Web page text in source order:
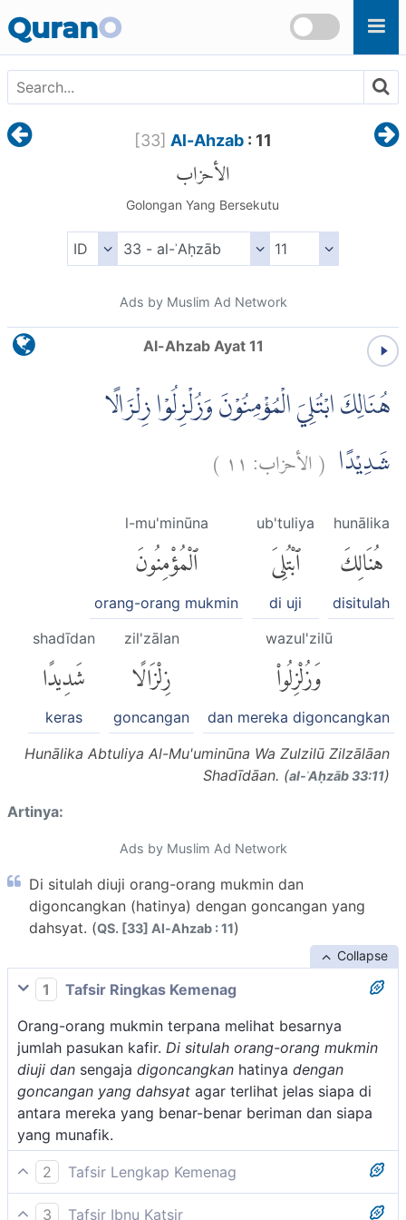
QuranO
[33] Al-Ahzab: 11
الأحزاب
Golongan Yang Bersekutu
Ads by Muslim Ad Network
Al-Ahzab Ayat 11
هُنَالِكَ ابْتُلِيَ الْمُؤْمِنُوْنَ وَزُلْزِلُوْا زِلْزَالًا
شَدِيْدًا (الأحزاب: ١١ )
hunālika
هُنَالِكَ
disitulah
ub'tuliya
ٱبْتُلِىَ
di uji
l-mu'minūna
ٱلْمُؤْمِنُونَ
orang-orang mukmin
wazul'zilū
وَزُلْزِلُوا۟
dan mereka digoncangkan
zil'zālan
زِلْزَالًا
goncangan
shadīdan
شَدِيدًا
keras
Hunālika Abtuliya Al-Mu'uminūna Wa Zulzilū Zilzālāan
Shadīdāan. (al-ʾAḥzāb 33:11)
Artinya:
Ads by Muslim Ad Network
Di situlah diuji orang-orang mukmin dan
digoncangkan (hatinya) dengan goncangan yang
dahsyat. (QS. [33] Al-Ahzab : 11)
Collapse
1
Tafsir Ringkas Kemenag
Orang-orang mukmin terpana melihat besarnya
jumlah pasukan kafir. Di situlah orang-orang mukmin
diuji dan sengaja digoncangkan hatinya dengan
goncangan yang dahsyat agar terlihat jelas siapa di
antara mereka yang benar-benar beriman dan siapa
yang munafik.
2
Tafsir Lengkap Kemenag
Dalam keadaan yang demikian mencekam, Allah
3
Tafsir Ibnu Katsir